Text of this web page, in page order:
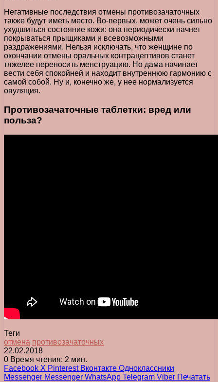
Негативные последствия отмены противозачаточных
также будут иметь место. Во-первых, может очень сильно
ухудшиться состояние кожи: она периодически начнет
покрываться прыщиками и всевозможными
раздражениями. Нельзя исключать, что женщине по
окончании отмены оральных контрацептивов станет
тяжелее переносить менструацию. Но дама начинает
вести себя спокойней и находит внутреннюю гармонию с
самой собой. Ну и, конечно же, у нее нормализуется
овуляция.
Противозачаточные таблетки: вред или
польза?
Теги
отмена противозачаточных
22.02.2018
0 Время чтения: 2 мин.
Facebook X Pinterest Вконтакте Одноклассники
Messenger Messenger WhatsApp Telegram Viber Печатать